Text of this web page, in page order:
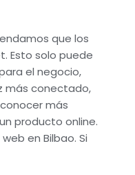
que los
Esto solo puede
el negocio,
más conectado,
más
producto online.
en Bilbao. Si